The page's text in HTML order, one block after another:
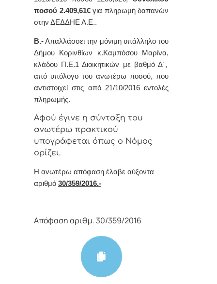
ποσού 2.409,61€ για πληρωμή δαπανών
στην ΔΕΔΔΗΕ Α.Ε..
Β.-Απαλλάσσειτην μόνιμη υπάλληλο του
Δήμου Κορινθίων κ.Καμπόσου Μαρίνα,
κλάδου Π.Ε.1 Διοικητικών με βαθμό Δ΄,
από υπόλογο του ανωτέρω ποσού, που
αντιστοιχεί στις από 21/10/2016 εντολές
πληρωμής.
Αφoύ έγιvε η σύvταξη τoυ
αvωτέρω πρακτικoύ
υπoγράφεται όπως o Νόμoς
oρίζει.
Η αvωτέρω απόφαση έλαβε αύξοντα
αριθμό 30/359/2016.-
Απόφαση αριθμ. 30/359/2016